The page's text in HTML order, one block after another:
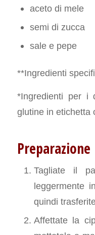
aceto di mele
semi di zucca
sale e pepe
**Ingredienti
*Ingredienti per i
glutine in etichetta
Preparazione
Tagliate il
leggermente
quindi
Affettate la